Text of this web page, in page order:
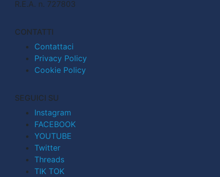
R.E.A. n. 727803
CONTATTI
Contattaci
Privacy Policy
Cookie Policy
SEGUICI SU
Instagram
FACEBOOK
YOUTUBE
Twitter
Threads
TIK TOK